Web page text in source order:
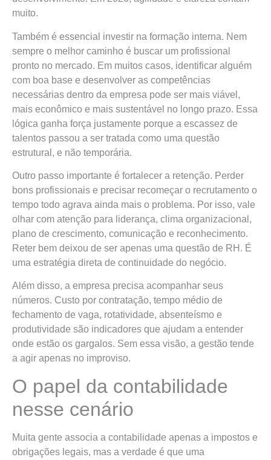
muito.
Também é essencial investir na formação interna. Nem
sempre o melhor caminho é buscar um profissional
pronto no mercado. Em muitos casos, identificar alguém
com boa base e desenvolver as competências
necessárias dentro da empresa pode ser mais viável,
mais econômico e mais sustentável no longo prazo. Essa
lógica ganha força justamente porque a escassez de
talentos passou a ser tratada como uma questão
estrutural, e não temporária.
Outro passo importante é fortalecer a retenção. Perder
bons profissionais e precisar recomeçar o recrutamento o
tempo todo agrava ainda mais o problema. Por isso, vale
olhar com atenção para liderança, clima organizacional,
plano de crescimento, comunicação e reconhecimento.
Reter bem deixou de ser apenas uma questão de RH. É
uma estratégia direta de continuidade do negócio.
Além disso, a empresa precisa acompanhar seus
números. Custo por contratação, tempo médio de
fechamento de vaga, rotatividade, absenteísmo e
produtividade são indicadores que ajudam a entender
onde estão os gargalos. Sem essa visão, a gestão tende
a agir apenas no improviso.
O papel da contabilidade
nesse cenário
Muita gente associa a contabilidade apenas a impostos e
obrigações legais, mas a verdade é que uma